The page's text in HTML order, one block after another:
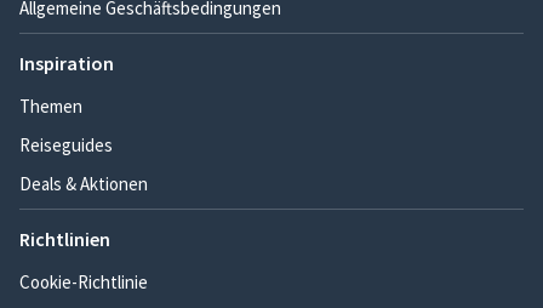
Allgemeine Geschäftsbedingungen
Inspiration
Themen
Reiseguides
Deals & Aktionen
Richtlinien
Cookie-Richtlinie